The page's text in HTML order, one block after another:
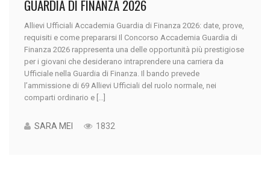
GUARDIA DI FINANZA 2026
Allievi Ufficiali Accademia Guardia di Finanza 2026: date, prove,
requisiti e come prepararsi Il Concorso Accademia Guardia di
Finanza 2026 rappresenta una delle opportunità più prestigiose
per i giovani che desiderano intraprendere una carriera da
Ufficiale nella Guardia di Finanza. Il bando prevede
l’ammissione di 69 Allievi Ufficiali del ruolo normale, nei
comparti ordinario e [...]
SARA MEI 1832